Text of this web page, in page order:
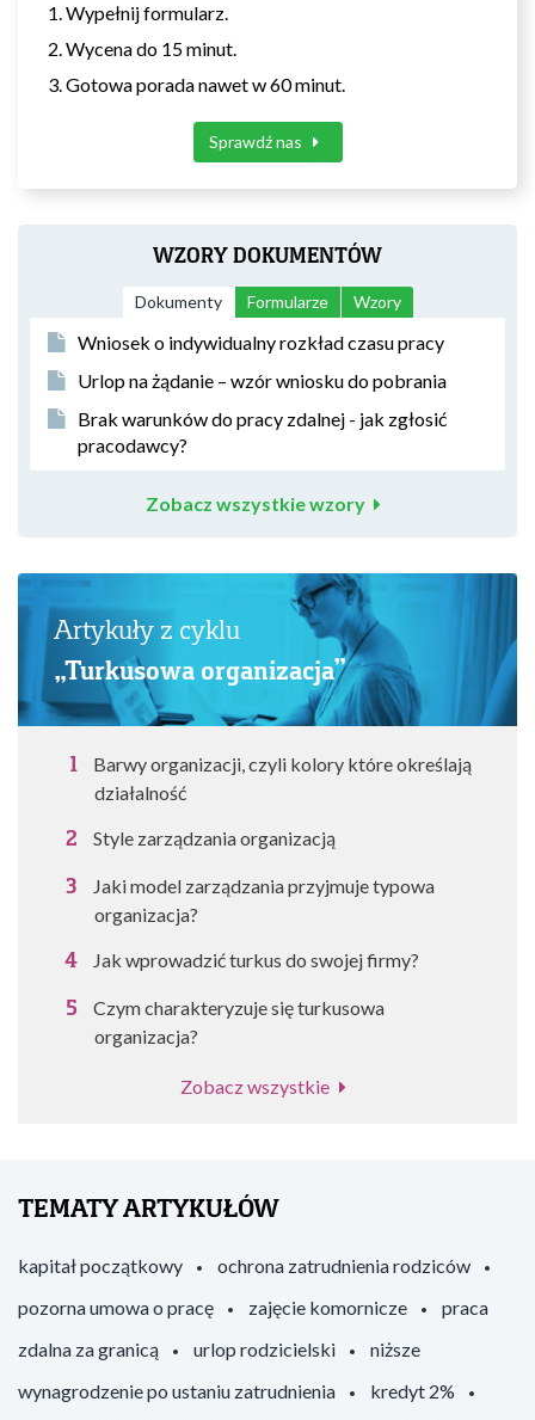
Wypełnij formularz.
Wycena do 15 minut.
Gotowa porada nawet w 60 minut.
Sprawdź nas
WZORY DOKUMENTÓW
Dokumenty Formularze Wzory
Wniosek o indywidualny rozkład czasu pracy
Urlop na żądanie – wzór wniosku do pobrania
Brak warunków do pracy zdalnej - jak zgłosić
pracodawcy?
Zobacz wszystkie wzory
Artykuły z cyklu
„Turkusowa organizacja”
Barwy organizacji, czyli kolory które określają
działalność
Style zarządzania organizacją
Jaki model zarządzania przyjmuje typowa
organizacja?
Jak wprowadzić turkus do swojej firmy?
Czym charakteryzuje się turkusowa
organizacja?
Zobacz wszystkie
TEMATY ARTYKUŁÓW
kapitał początkowy
ochrona zatrudnienia rodziców
pozorna umowa o pracę
zajęcie komornicze
praca
zdalna za granicą
urlop rodzicielski
niższe
wynagrodzenie po ustaniu zatrudnienia
kredyt 2%